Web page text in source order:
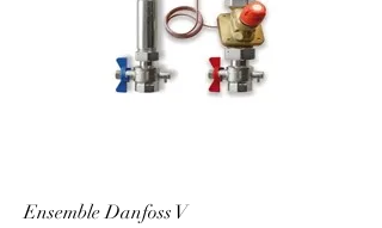
Ensemble Danfoss V